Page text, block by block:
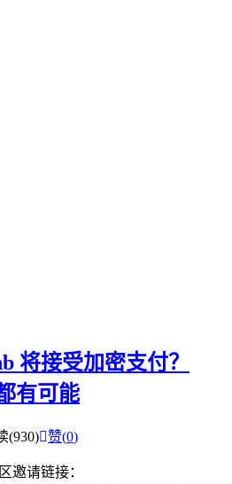
将接受加密支付？
有可能
(930) 赞(0)
邀请链接：